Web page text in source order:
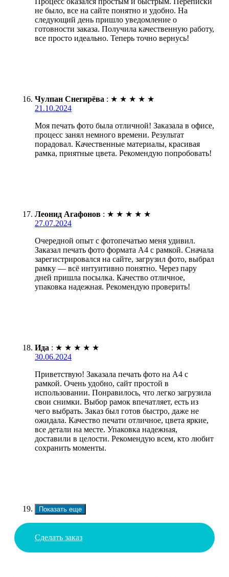
не было, все на сайте понятно и удобно. На
следующий день пришло уведомление о
готовности заказа. Получила качественную работу,
все просто идеально. Теперь точно вернусь!
Чулпан Снегирёва : ★ ★ ★ ★ ★
21.10.2024
Моя печать фото была отличной! Заказала в офисе,
процесс занял немного времени. Результат
порадовал. Качественные материалы, красивая
рамка, приятные цвета. Рекомендую попробовать!
Леонид Агафонов : ★ ★ ★ ★ ★
27.07.2024
Очередной опыт с фотопечатью меня удивил.
Заказал печать фото формата А4 с рамкой. Сначала
зарегистрировался на сайте, загрузил фото, выбрал
рамку — всё интуитивно понятно. Через пару
дней пришла посылка. Качество отличное,
упаковка надежная. Рекомендую проверить!
Ида : ★ ★ ★ ★ ★
30.06.2024
Приветствую! Заказала печать фото на А4 с
рамкой. Очень удобно, сайт простой в
использовании. Понравилось, что легко загрузила
свои снимки. Выбор рамок впечатляет, есть из
чего выбрать. Заказ был готов быстро, даже не
ожидала. Качество печати отличное, цвета яркие,
все детали на месте. Упаковка надежная,
доставили в целости. Рекомендую всем, кто любит
сохранить моменты.
Показать еще
Сделать заказ